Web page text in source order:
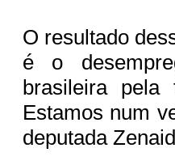
O resultado
é o
brasileira pela
Estamos num
deputada